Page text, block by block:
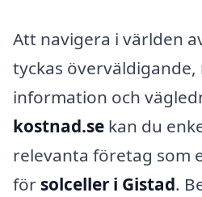
Att navigera i världen
tyckas
information och
kostnad.se kan du
relevanta företag som
för solceller i Gistad.